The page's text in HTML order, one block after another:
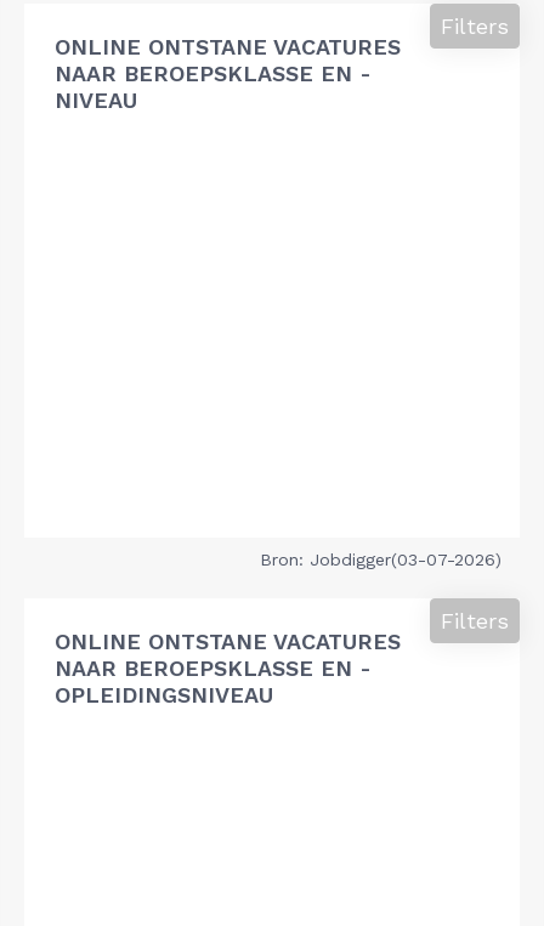
ONLINE ONTSTANE VACATURES
NAAR BEROEPSKLASSE EN -
NIVEAU
Filters
Bron: Jobdigger(03-07-2026)
ONLINE ONTSTANE VACATURES
NAAR BEROEPSKLASSE EN -
OPLEIDINGSNIVEAU
Filters